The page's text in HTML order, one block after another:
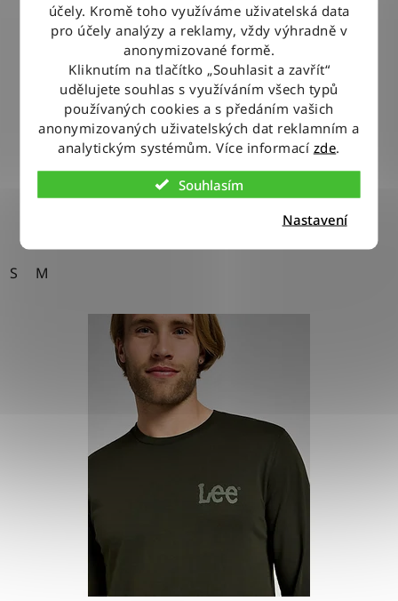
účely. Kromě toho využíváme uživatelská data
pro účely analýzy a reklamy, vždy výhradně v
anonymizované formě.
Kliknutím na tlačítko „Souhlasit a zavřít“
udělujete souhlas s využíváním všech typů
používaných cookies a s předáním vašich
anonymizovaných uživatelských dat reklamním a
analytickým systémům. Více informací zde.
Souhlasím
Nastavení
Triko Wrangler REFINED POLO NAVY
830 Kč
DETAIL
S M